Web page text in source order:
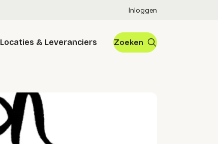
Inloggen
Locaties & Leveranciers Zoeken